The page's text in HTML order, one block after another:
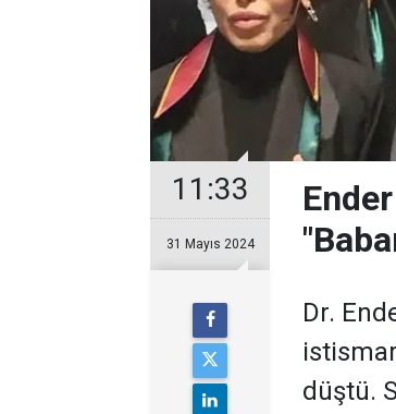
11:33
31 Mayıs 2024
Dr.
düştü.